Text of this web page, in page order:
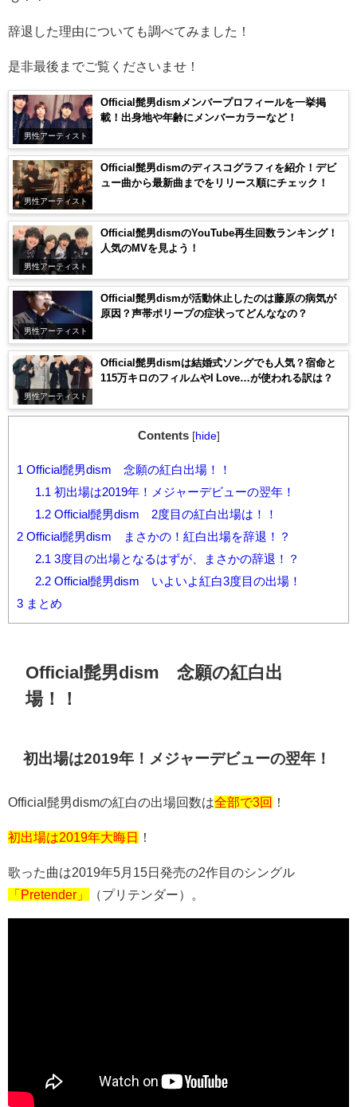
辞退した理由についても調べてみました！
是非最後までご覧くださいませ！
男性アーティスト
Official髭男dismメンバープロフィールを一挙掲
載！出身地や年齢にメンバーカラーなど！
男性アーティスト
Official髭男dismのディスコグラフィを紹介！デビ
ュー曲から最新曲までをリリース順にチェック！
男性アーティスト
Official髭男dismのYouTube再生回数ランキング！
人気のMVを見よう！
男性アーティスト
Official髭男dismが活動休止したのは藤原の病気が
原因？声帯ポリープの症状ってどんななの？
男性アーティスト
Official髭男dismは結婚式ソングでも人気？宿命と
115万キロのフィルムやI Love…が使われる訳は？
Contents [hide]
1 Official髭男dism 念願の紅白出場！！
1.1 初出場は2019年！メジャーデビューの翌年！
1.2Official髭男dism 2度目の紅白出場は！！
2 Official髭男dism まさかの！紅白出場を辞退！？
2.1 3度目の出場となるはずが、まさかの辞退！？
2.2Official髭男dism いよいよ紅白3度目の出場！
3 まとめ
Official髭男dism 念願の紅白出
場！！
初出場は2019年！メジャーデビューの翌年！
Official髭男dismの紅白の出場回数は全部で3回 ！
初出場は2019年大晦日 ！
歌った曲は2019年5月15日発売の2作目のシングル
「Pretender」
（プリテンダー）。